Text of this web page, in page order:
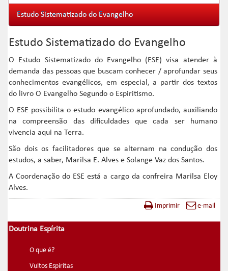
Estudo Sistematizado do Evangelho
Estudo Sistematizado do Evangelho
O Estudo Sistematizado do Evangelho (ESE) visa atender à
demanda das pessoas que buscam conhecer / aprofundar seus
conhecimentos evangélicos, em especial, a partir dos textos
do livro O Evangelho Segundo o Espiritismo.
O ESE possibilita o estudo evangélico aprofundado, auxiliando
na compreensão das dificuldades que cada ser humano
vivencia aqui na Terra.
São dois os facilitadores que se alternam na condução dos
estudos, a saber, Marilsa E. Alves e Solange Vaz dos Santos.
A Coordenação do ESE está a cargo da confreira Marilsa Eloy
Alves.
Imprimir e-mail
Doutrina Espírita
O que é?
Vultos Espíritas